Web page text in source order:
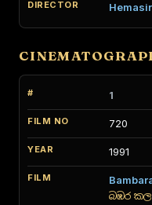
1
720
1991
බඹර